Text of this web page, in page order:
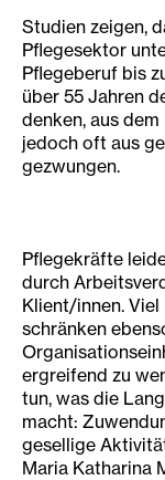
Studien zeigen,
Pflegesektor
Pflegeberuf bis
über 55 Jahren
denken, aus
jedoch oft aus
gezwungen.
Pflegekräfte
durch
Klient/innen.
schränken
ergreifend zu
tun, was die
macht:
gesellige
Maria Katharina